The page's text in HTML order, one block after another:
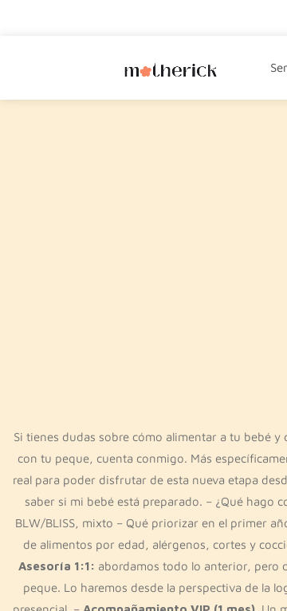
Si tienes dudas sobre cómo alimentar a tu bebé
con tu peque, cuenta conmigo. Más
real para poder disfrutar de esta nueva etapa
saber si mi bebé está preparado. – ¿Qué hago
BLW/BLISS, mixto – Qué priorizar en el primer
de alimentos por edad, alérgenos, cortes y
Asesoría 1:1: abordamos todo lo anterior, pero
peque. Lo haremos desde la perspectiva de la